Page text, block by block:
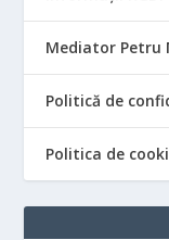
Mediator Petru
Politică de
Politica de